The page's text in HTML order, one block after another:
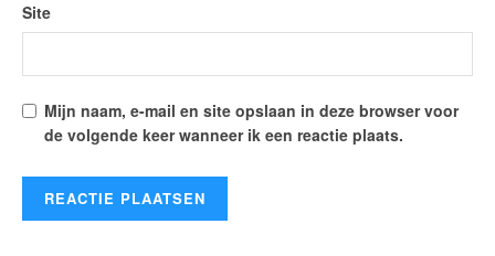
Site
Mijn naam, e-mail en site opslaan in deze browser voor
de volgende keer wanneer ik een reactie plaats.